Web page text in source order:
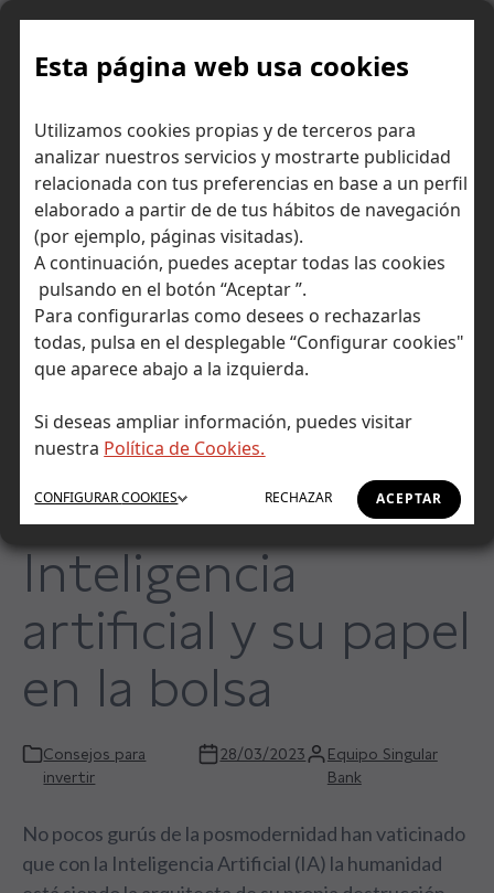
Esta página web usa cookies
Utilizamos cookies propias y de terceros para
analizar nuestros servicios y mostrarte publicidad
relacionada con tus preferencias en base a un perfil
elaborado a partir de de tus hábitos de navegación
(por ejemplo, páginas visitadas).
A continuación, puedes aceptar todas las cookies
pulsando en el botón “Aceptar ”.
Para configurarlas como desees o rechazarlas
todas, pulsa en el desplegable “Configurar cookies"
que aparece abajo a la izquierda.
Si deseas ampliar información, puedes visitar
nuestra Política de Cookies.
ACEPTAR
RECHAZAR
CONFIGURARCOOKIES
Skip
Inicio Consejos para invertir
Inteligencia artificial y su
papel en la bolsa
Inteligencia
artificial y su papel
en la bolsa
Consejos para
invertir
28/03/2023
Equipo Singular
Bank
No pocos gurús de la posmodernidad han vaticinado
que con la Inteligencia Artificial (IA) la humanidad